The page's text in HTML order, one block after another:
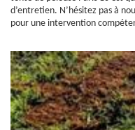
d’entretien. N’hésitez pas à
pour une intervention